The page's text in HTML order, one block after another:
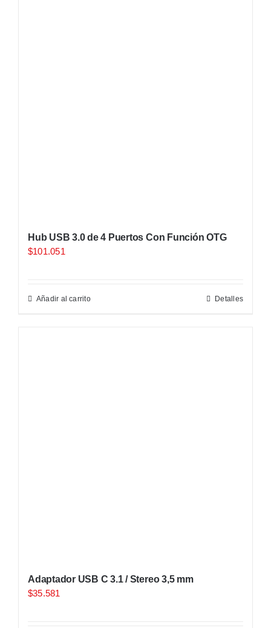
Hub USB 3.0 de 4 Puertos Con Función OTG
$101.051
Añadir al carrito Detalles
Adaptador USB C 3.1 / Stereo 3,5 mm
$35.581